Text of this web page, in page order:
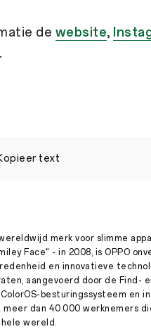
de website,
text
22
mei
2020
OPPO
en
merk voor slimme
Face" - in 2008, is OPPO
en innovatieve
aangevoerd door de Find-
besturingssysteem en
meer dan 40.000 werknemers
wereld.